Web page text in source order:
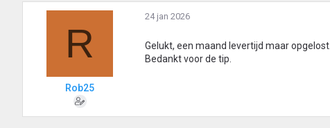
R
Rob25
24 jan 2026
Gelukt, een maand levertijd maar opgelost.
Bedankt voor de tip.